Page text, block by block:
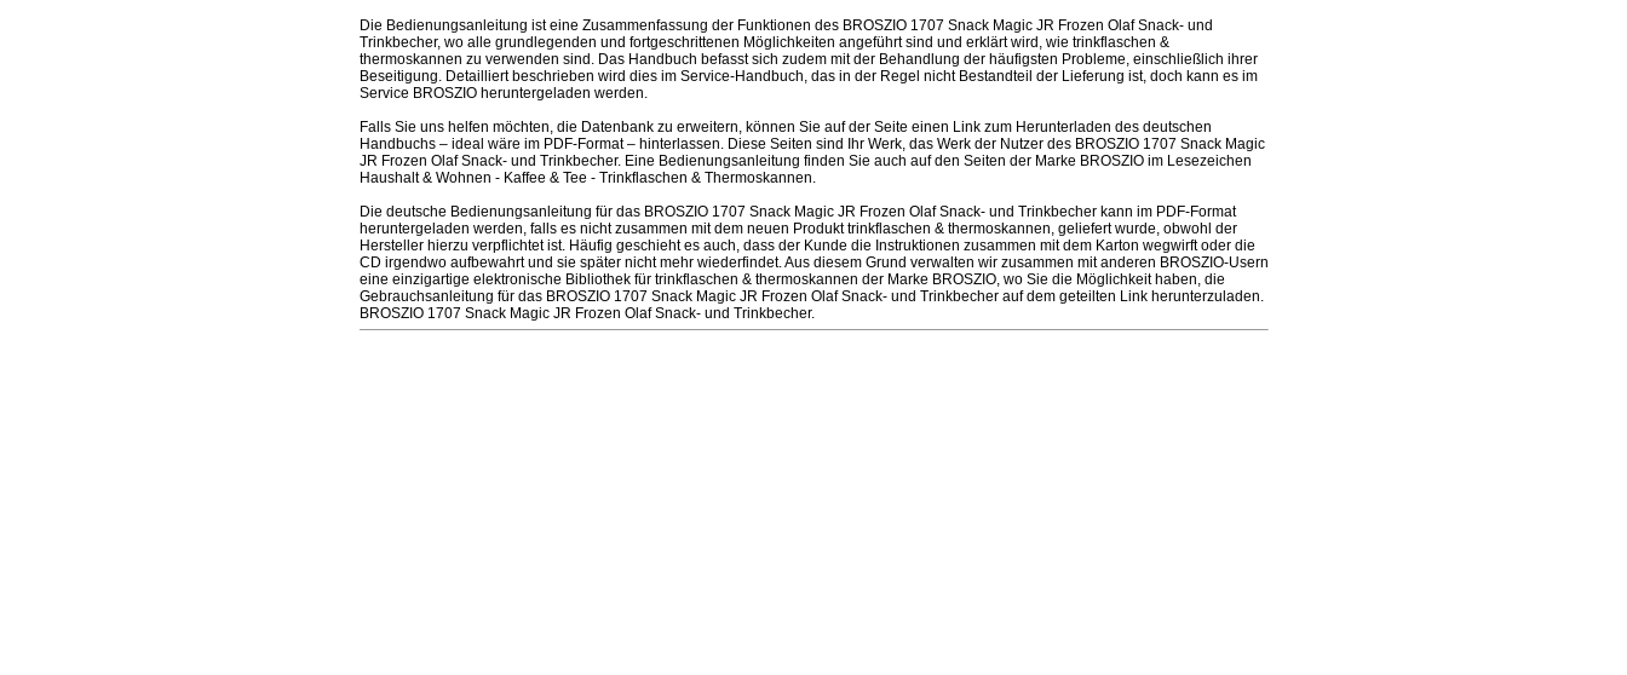
Die Bedienungsanleitung ist eine Zusammenfassung der Funktionen des BROSZIO 1707 Snack Magic JR Frozen Olaf Snack- und
Trinkbecher, wo alle grundlegenden und fortgeschrittenen Möglichkeiten angeführt sind und erklärt wird, wie trinkflaschen &
thermoskannen zu verwenden sind. Das Handbuch befasst sich zudem mit der Behandlung der häufigsten Probleme, einschließlich ihrer
Beseitigung. Detailliert beschrieben wird dies im Service-Handbuch, das in der Regel nicht Bestandteil der Lieferung ist, doch kann es im
Service BROSZIO heruntergeladen werden.
Falls Sie uns helfen möchten, die Datenbank zu erweitern, können Sie auf der Seite einen Link zum Herunterladen des deutschen
Handbuchs – ideal wäre im PDF-Format – hinterlassen. Diese Seiten sind Ihr Werk, das Werk der Nutzer des BROSZIO 1707 Snack Magic
JR Frozen Olaf Snack- und Trinkbecher. Eine Bedienungsanleitung finden Sie auch auf den Seiten der Marke BROSZIO im Lesezeichen
Haushalt & Wohnen - Kaffee & Tee - Trinkflaschen & Thermoskannen.
Die deutsche Bedienungsanleitung für das BROSZIO 1707 Snack Magic JR Frozen Olaf Snack- und Trinkbecher kann im PDF-Format
heruntergeladen werden, falls es nicht zusammen mit dem neuen Produkt trinkflaschen & thermoskannen, geliefert wurde, obwohl der
Hersteller hierzu verpflichtet ist. Häufig geschieht es auch, dass der Kunde die Instruktionen zusammen mit dem Karton wegwirft oder die
CD irgendwo aufbewahrt und sie später nicht mehr wiederfindet. Aus diesem Grund verwalten wir zusammen mit anderen BROSZIO-Usern
eine einzigartige elektronische Bibliothek für trinkflaschen & thermoskannen der Marke BROSZIO, wo Sie die Möglichkeit haben, die
Gebrauchsanleitung für das BROSZIO 1707 Snack Magic JR Frozen Olaf Snack- und Trinkbecher auf dem geteilten Link herunterzuladen.
BROSZIO 1707 Snack Magic JR Frozen Olaf Snack- und Trinkbecher.